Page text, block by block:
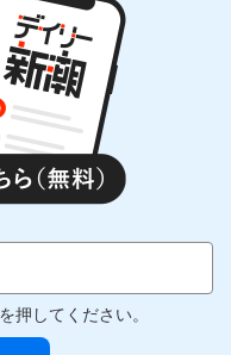
押してください。